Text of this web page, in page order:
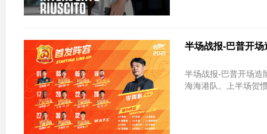
半场战报-巴普开
半场战报-巴普开场造险贺惯破门
海海港队。上半场贺